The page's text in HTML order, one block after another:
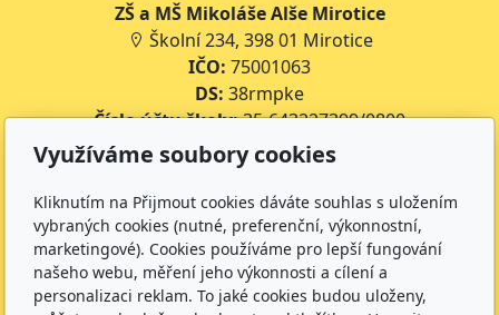
ZŠ a MŠ Mikoláše Alše Mirotice
Školní 234, 398 01 Mirotice
IČO: 75001063
DS: 38rmpke
Číslo účtu školy:35-643227399/0800
Číslo účtu jídelny:643227399/0800
Kontakt
+420 734 316 620 - Ředitel školy
+420 733 539 322 - Zástupce ředitele pro předškolní
vzdělávání
Využíváme soubory cookies
Kliknutím na Přijmout cookies dáváte souhlas s uložením
vybraných cookies (nutné, preferenční, výkonnostní,
marketingové). Cookies používáme pro lepší fungování
našeho webu, měření jeho výkonnosti a cílení a
personalizaci reklam. To jaké cookies budou uloženy,